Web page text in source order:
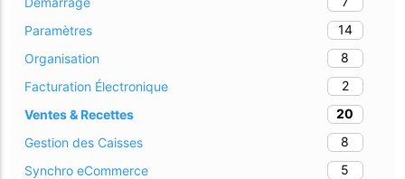
Paramètres
14
Organisation
8
Facturation Électronique
2
Ventes & Recettes
20
Gestion des Caisses
8
Synchro eCommerce
5